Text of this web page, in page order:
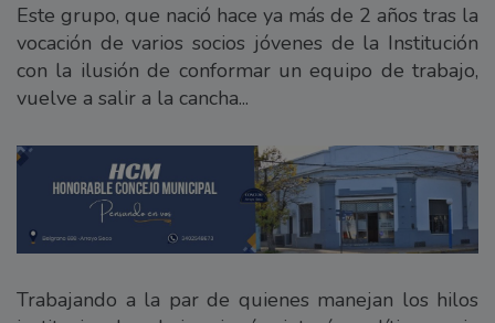
Este grupo, que nació hace ya más de 2 años tras la
vocación de varios socios jóvenes de la Institución
con la ilusión de conformar un equipo de trabajo,
vuelve a salir a la cancha...
Trabajando a la par de quienes manejan los hilos